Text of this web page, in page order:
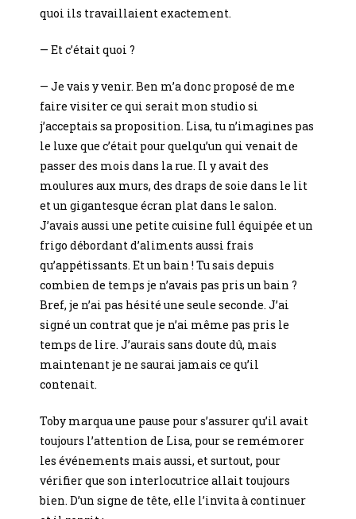
quoi ils travaillaient exactement.
— Et c’était quoi ?
— Je vais y venir. Ben m’a donc proposé de me
faire visiter ce qui serait mon studio si
j’acceptais sa proposition. Lisa, tu n’imagines pas
le luxe que c’était pour quelqu’un qui venait de
passer des mois dans la rue. Il y avait des
moulures aux murs, des draps de soie dans le lit
et un gigantesque écran plat dans le salon.
J’avais aussi une petite cuisine full équipée et un
frigo débordant d’aliments aussi frais
qu’appétissants. Et un bain ! Tu sais depuis
combien de temps je n’avais pas pris un bain ?
Bref, je n’ai pas hésité une seule seconde. J’ai
signé un contrat que je n’ai même pas pris le
temps de lire. J’aurais sans doute dû, mais
maintenant je ne saurai jamais ce qu’il
contenait.
Toby marqua une pause pour s’assurer qu’il avait
toujours l’attention de Lisa, pour se remémorer
les événements mais aussi, et surtout, pour
vérifier que son interlocutrice allait toujours
bien. D’un signe de tête, elle l’invita à continuer